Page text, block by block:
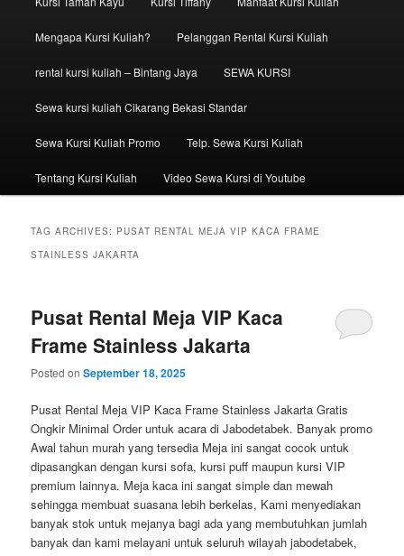
Mengapa Kursi Kuliah? Pelanggan Rental Kursi Kuliah
rental kursi kuliah – Bintang Jaya SEWA KURSI
Sewa kursi kuliah Cikarang Bekasi Standar
Sewa Kursi Kuliah Promo Telp. Sewa Kursi Kuliah
Tentang Kursi Kuliah Video Sewa Kursi di Youtube
TAG ARCHIVES: PUSAT RENTAL MEJA VIP KACA FRAME
STAINLESS JAKARTA
Pusat Rental Meja VIP Kaca
Frame Stainless Jakarta
Posted onSeptember 18, 2025
Pusat Rental Meja VIP Kaca Frame Stainless Jakarta Gratis
Ongkir Minimal Order untuk acara di Jabodetabek. Banyak promo
Awal tahun murah yang tersedia Meja ini sangat cocok untuk
dipasangkan dengan kursi sofa, kursi puff maupun kursi VIP
premium lainnya. Meja kaca ini sangat simple dan mewah
sehingga membuat suasana lebih berkelas, Kami menyediakan
banyak stok untuk mejanya bagi ada yang membutuhkan jumlah
banyak dan kami melayani untuk seluruh wilayah jabodetabek,